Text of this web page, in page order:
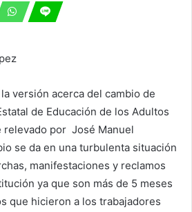
versión acerca del cambio de
de Educación de los Adultos
relevado por José Manuel
se da en una turbulenta situación
manifestaciones y reclamos
ya que son más de 5 meses
que hicieron a los trabajadores